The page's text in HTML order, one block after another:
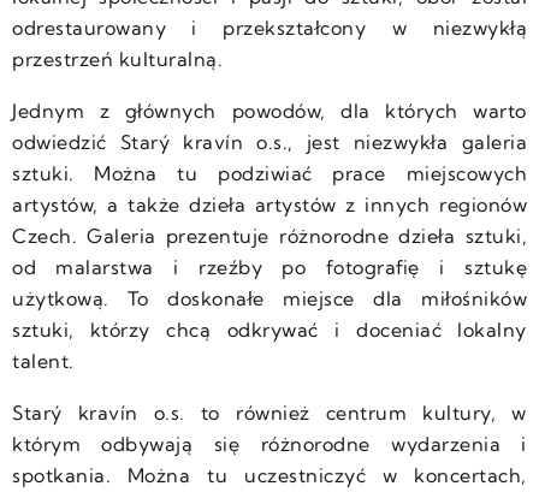
odrestaurowany i przekształcony w niezwykłą
przestrzeń kulturalną.
Jednym z głównych powodów, dla których warto
odwiedzić Starý kravín o.s., jest niezwykła galeria
sztuki. Można tu podziwiać prace miejscowych
artystów, a także dzieła artystów z innych regionów
Czech. Galeria prezentuje różnorodne dzieła sztuki,
od malarstwa i rzeźby po fotografię i sztukę
użytkową. To doskonałe miejsce dla miłośników
sztuki, którzy chcą odkrywać i doceniać lokalny
talent.
Starý kravín o.s. to również centrum kultury, w
którym odbywają się różnorodne wydarzenia i
spotkania. Można tu uczestniczyć w koncertach,